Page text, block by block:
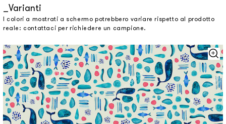
Varianti
I colori a mostrati a schermo potrebbero variare rispetto al prodotto
reale: contattaci per richiedere un campione.